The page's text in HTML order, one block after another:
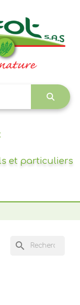
et particuliers
search